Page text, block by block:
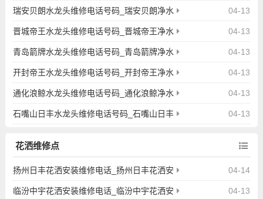
净水水龙头上门维修服务电话查询 04-13
瑞安贝朗水龙头维修电话号码_瑞安贝朗净水
水龙头上门维修服务电话查询 04-13
晋城帝王水龙头维修电话号码_晋城帝王净水
水龙头上门维修服务电话查询 04-13
青岛箭牌水龙头维修电话号码_青岛箭牌净水
水龙头上门维修服务电话查询 04-13
开封帝王水龙头维修电话号码_开封帝王净水
水龙头上门维修服务电话查询 04-13
通化浪鲸水龙头维修电话号码_通化浪鲸净水
水龙头上门维修服务电话查询 04-13
石嘴山日丰水龙头维修电话号码_石嘴山日丰
花洒维修点
04-14
扬州日丰花洒安装维修电话_扬州日丰花洒安
装维修电话号码查询 04-13
临汾中宇花洒安装维修电话_临汾中宇花洒安